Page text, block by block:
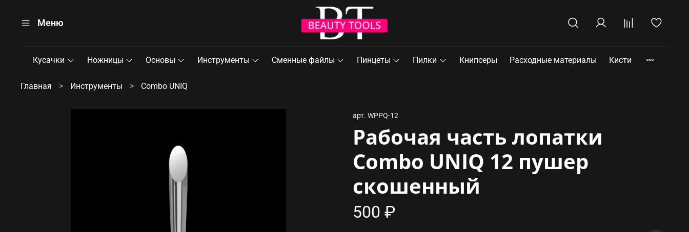
Меню
Кусачки Ножницы Основы Инструменты Сменные файлы Пинцеты Пилки Книпсеры Расходные материалы Кисти
Главная Инструменты Combo UNIQ
арт. WPPQ-12
Рабочая часть лопатки
Combo UNIQ 12 пушер
скошенный
500 ₽